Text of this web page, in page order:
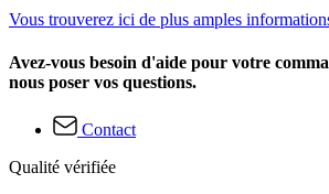
Vous trouverez ici de plus amples
Avez-vous besoin d'aide pour votre
nous poser vos questions.
Contact
Qualité vérifiée